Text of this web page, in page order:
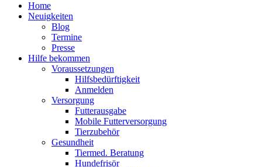
Home
Neuigkeiten
Blog
Termine
Presse
Hilfe bekommen
Voraussetzungen
Hilfsbedürftigkeit
Anmelden
Versorgung
Futterausgabe
Mobile Futterversorgung
Tierzubehör
Gesundheit
Tiermed. Beratung
Hundefrisör